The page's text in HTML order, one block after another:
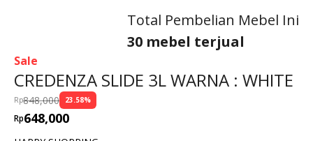
Total Pembelian Mebel Ini
30 mebel terjual
Sale
CREDENZA SLIDE 3L WARNA : WHITE
Rp848,000 23.58%
Rp648,000